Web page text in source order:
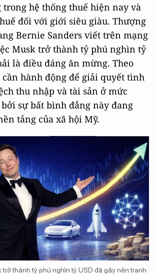
hệ thống thuế hiện nay và
đối với giới siêu giàu. Thượng
Bernie Sanders viết trên mạng
Musk trở thành tỷ phú nghìn tỷ
là điều đáng ăn mừng. Theo
hành động để giải quyết tình
thu nhập và tài sản ở mức
sự bất bình đẳng này đang
tảng của xã hội Mỹ.
trở thành tỷ phú nghìn tỷ USD đã gây nên tranh